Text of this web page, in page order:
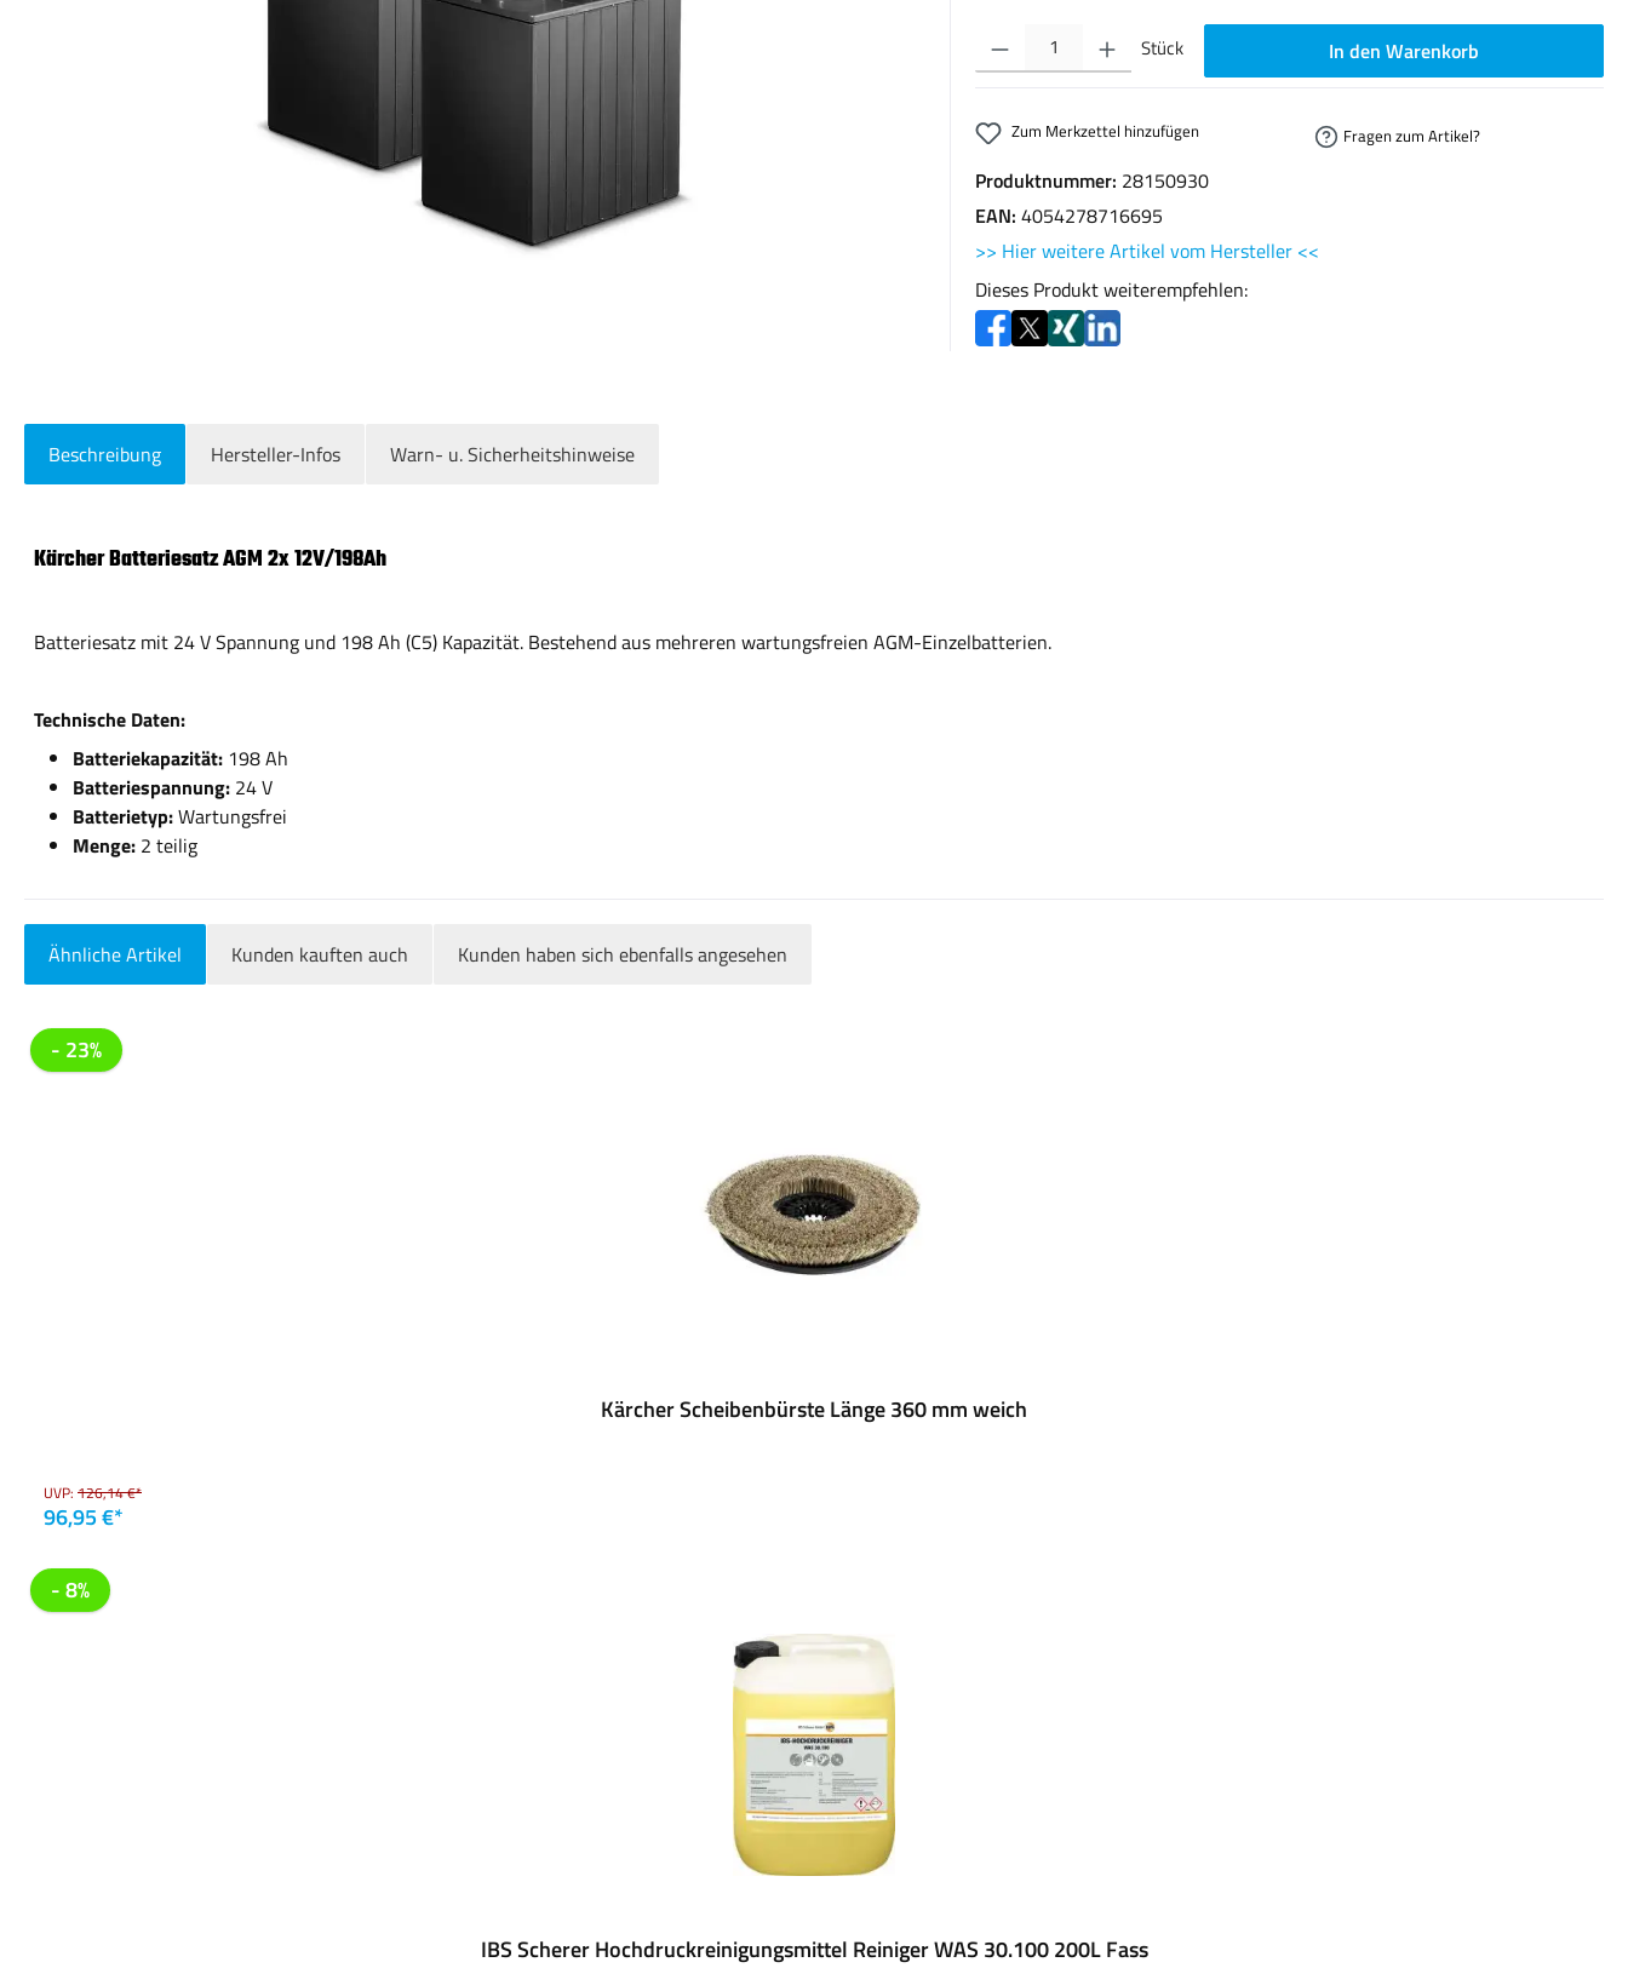
Produkt Anzahl: Gib den gewünschten Wert ein oder benutze die Schaltflächen um die Anzahl zu erhöhen
Stück In den Warenkorb
Zum Merkzettel hinzufügen Fragen zum Artikel?
Produktnummer: 28150930
EAN: 4054278716695
>> Hier weitere Artikel vom Hersteller <<
Dieses Produkt weiterempfehlen:
Beschreibung Hersteller-Infos Warn- u. Sicherheitshinweise
Kärcher Batteriesatz AGM 2x 12V/198Ah
Batteriesatz mit 24 V Spannung und 198 Ah (C5) Kapazität. Bestehend aus mehreren wartungsfreien AGM-Einzelbatterien.
Technische Daten:
Batteriekapazität: 198 Ah
Batteriespannung: 24 V
Batterietyp:Wartungsfrei
Menge: 2 teilig
Ähnliche Artikel Kunden kauften auch Kunden haben sich ebenfalls angesehen
Produktgalerie überspringen
- 23%
Kärcher Scheibenbürste Länge 360 mm weich
UVP: 126,14 €*
96,95 €*
- 8%
IBS Scherer Hochdruckreinigungsmittel Reiniger WAS 30.100 200L Fass